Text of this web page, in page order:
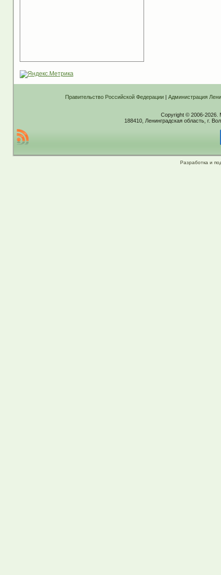
Правительство Российской Федерации| Администрация
Copyright © 2006-2026.
188410, Ленинградская область, г.
Разработка и